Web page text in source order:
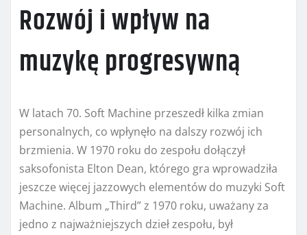
Rozwój i wpływ na
muzykę progresywną
W latach 70. Soft Machine przeszedł kilka zmian
personalnych, co wpłynęło na dalszy rozwój ich
brzmienia. W 1970 roku do zespołu dołączył
saksofonista Elton Dean, którego gra wprowadziła
jeszcze więcej jazzowych elementów do muzyki Soft
Machine. Album „Third” z 1970 roku, uważany za
jedno z najważniejszych dzieł zespołu, był